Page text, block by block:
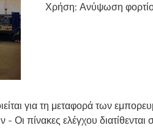
Χρήση: Ανύψωση
για τη μεταφορά των
πίνακες ελέγχου διατίθενται